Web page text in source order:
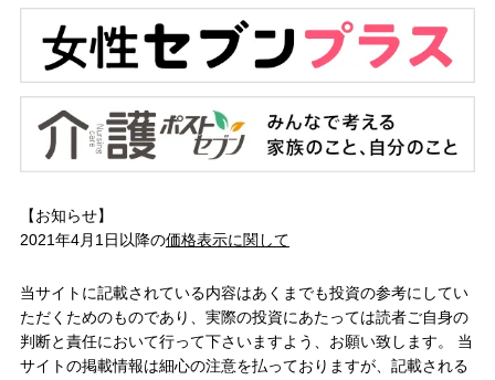
【お知らせ】
2021年4月1日以降の価格表示に関して
当サイトに記載されている内容はあくまでも投資の参考にしてい
ただくためのものであり、実際の投資にあたっては読者ご自身の
判断と責任において行って下さいますよう、お願い致します。 当
サイトの掲載情報は細心の注意を払っておりますが、記載される